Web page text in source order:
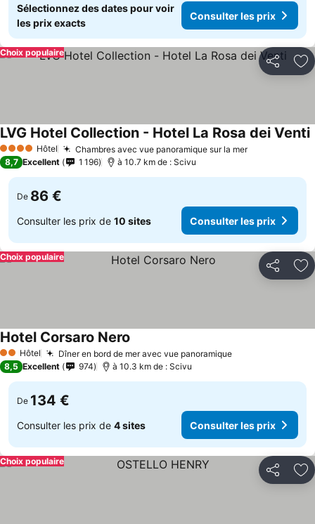
Sélectionnez des dates pour voir
les prix exacts
Consulter les prix
Partager
Choix populaire
4 Étoiles Hôtel Chambres avec vue panoramique sur la merConsulter
LVG Hotel Collection - Hotel La Rosa dei Venti
8,7 Excellent 1 196 à 10.7 km de : Scivu
De 86 €
Consulter les prix de 10 sites Consulter les prix
Partager
Choix populaire
2 Étoiles
Hôtel Dîner en bord de mer avec vue panoramiqueConsulter les
Hotel Corsaro Nero
8,5 Excellent 974 à 10.3 km de : Scivu
De 134 €
Consulter les prix de 4 sites Consulter les prix
Partager
Choix populaire